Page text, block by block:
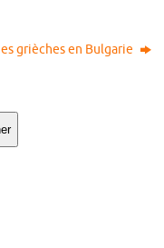
grièches en Bulgarie